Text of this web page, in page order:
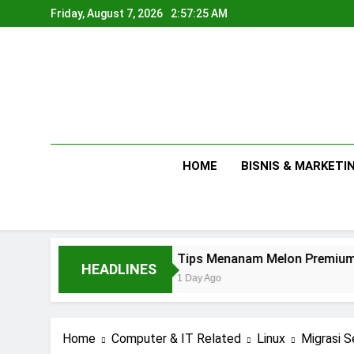
to
Friday, August 7, 2026 2:57:26 AM
HOME BISNIS &
HEADLINES
Tips Menanam Melon Premium di Polibag
Home Computer & IT Related Linux Migrasi